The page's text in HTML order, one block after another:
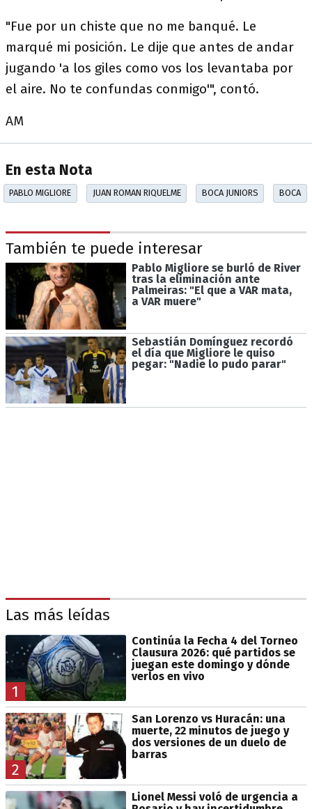
"Fue por un chiste que no me banqué. Le
marqué mi posición. Le dije que antes de andar
jugando 'a los giles como vos los levantaba por
el aire. No te confundas conmigo'", contó.
AM
En esta Nota
PABLO MIGLIORE JUAN ROMAN RIQUELME BOCA JUNIORS BOCA
También te puede interesar
Pablo Migliore se burló de River
tras la eliminación ante
Palmeiras: "El que a VAR mata,
a VAR muere"
Sebastián Domínguez recordó
el día que Migliore le quiso
pegar: "Nadie lo pudo parar"
Las más leídas
1
Continúa la Fecha 4 del Torneo
Clausura 2026: qué partidos se
juegan este domingo y dónde
verlos en vivo
2
San Lorenzo vs Huracán: una
muerte, 22 minutos de juego y
dos versiones de un duelo de
barras
Lionel Messi voló de urgencia a